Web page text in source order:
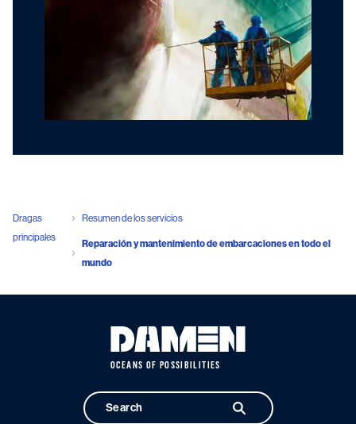
Dragas
principales
Resumen de los servicios
Reparación y mantenimiento de embarcaciones en todo el
mundo
OCEANS OF POSSIBILITIES